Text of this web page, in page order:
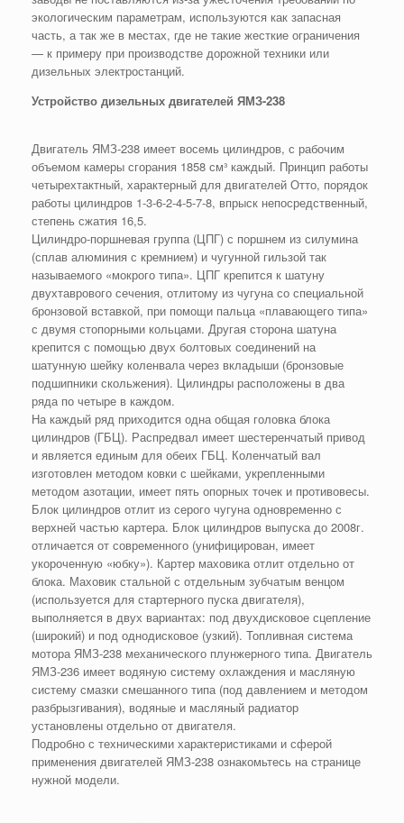
экологическим параметрам, используются как запасная
часть, а так же в местах, где не такие жесткие ограничения
— к примеру при производстве дорожной техники или
дизельных электростанций.
Устройство дизельных двигателей ЯМЗ-238
Двигатель ЯМЗ-238 имеет восемь цилиндров, с рабочим
объемом камеры сгорания 1858 см³ каждый. Принцип работы
четырехтактный, характерный для двигателей Отто, порядок
работы цилиндров 1-3-6-2-4-5-7-8, впрыск непосредственный,
степень сжатия 16,5.
Цилиндро-поршневая группа (ЦПГ) с поршнем из силумина
(сплав алюминия с кремнием) и чугунной гильзой так
называемого «мокрого типа». ЦПГ крепится к шатуну
двухтаврового сечения, отлитому из чугуна со специальной
бронзовой вставкой, при помощи пальца «плавающего типа»
с двумя стопорными кольцами. Другая сторона шатуна
крепится с помощью двух болтовых соединений на
шатунную шейку коленвала через вкладыши (бронзовые
подшипники скольжения). Цилиндры расположены в два
ряда по четыре в каждом.
На каждый ряд приходится одна общая головка блока
цилиндров (ГБЦ). Распредвал имеет шестеренчатый привод
и является единым для обеих ГБЦ. Коленчатый вал
изготовлен методом ковки с шейками, укрепленными
методом азотации, имеет пять опорных точек и противовесы.
Блок цилиндров отлит из серого чугуна одновременно с
верхней частью картера. Блок цилиндров выпуска до 2008г.
отличается от современного (унифицирован, имеет
укороченную «юбку»). Картер маховика отлит отдельно от
блока. Маховик стальной с отдельным зубчатым венцом
(используется для стартерного пуска двигателя),
выполняется в двух вариантах: под двухдисковое сцепление
(широкий) и под однодисковое (узкий). Топливная система
мотора ЯМЗ-238 механического плунжерного типа. Двигатель
ЯМЗ-236 имеет водяную систему охлаждения и масляную
систему смазки смешанного типа (под давлением и методом
разбрызгивания), водяные и масляный радиатор
установлены отдельно от двигателя.
Подробно с техническими характеристиками и сферой
применения двигателей ЯМЗ-238 ознакомьтесь на странице
нужной модели.